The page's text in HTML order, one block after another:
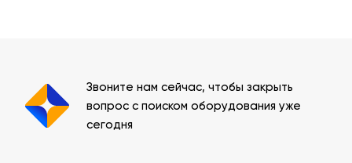
Звоните нам сейчас, чтобы закрыть
вопрос с поиском оборудования уже
сегодня